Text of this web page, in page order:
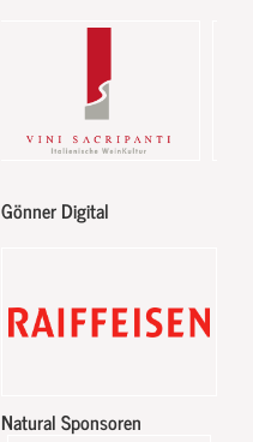
Gönner Digital
Natural Sponsoren